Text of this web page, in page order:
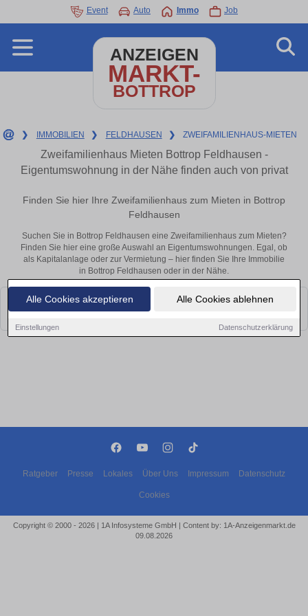
Alle Cookies akzeptieren Alle Cookies ablehnen
Einstellungen Datenschutzerklärung
Event Auto Immo Job
ANZEIGEN
MARKT-
BOTTROP
❯ IMMOBILIEN ❯ FELDHAUSEN ❯ ZWEIFAMILIENHAUS-MIETEN
Zweifamilienhaus Mieten Bottrop Feldhausen -
Eigentumswohnung in der Nähe finden auch von privat
Finden Sie hier Ihre Zweifamilienhaus zum Mieten in Bottrop
Feldhausen
Suchen Sie in Bottrop Feldhausen eine Zweifamilienhaus zum Mieten?
Finden Sie hier eine große Auswahl an Eigentumswohnungen. Egal, ob
als Kapitalanlage oder zur Vermietung – hier finden Sie Ihre Immobilie
in Bottrop Feldhausen oder in der Nähe.
Leider konnten wir derzeit keine passenden Objekte finden. Schauen Sie
bald wieder vorbei!
Ratgeber Presse Lokales Über Uns Impressum Datenschutz
Cookies
Copyright © 2000 - 2026 | 1A Infosysteme GmbH | Content by: 1A-Anzeigenmarkt.de
09.08.2026